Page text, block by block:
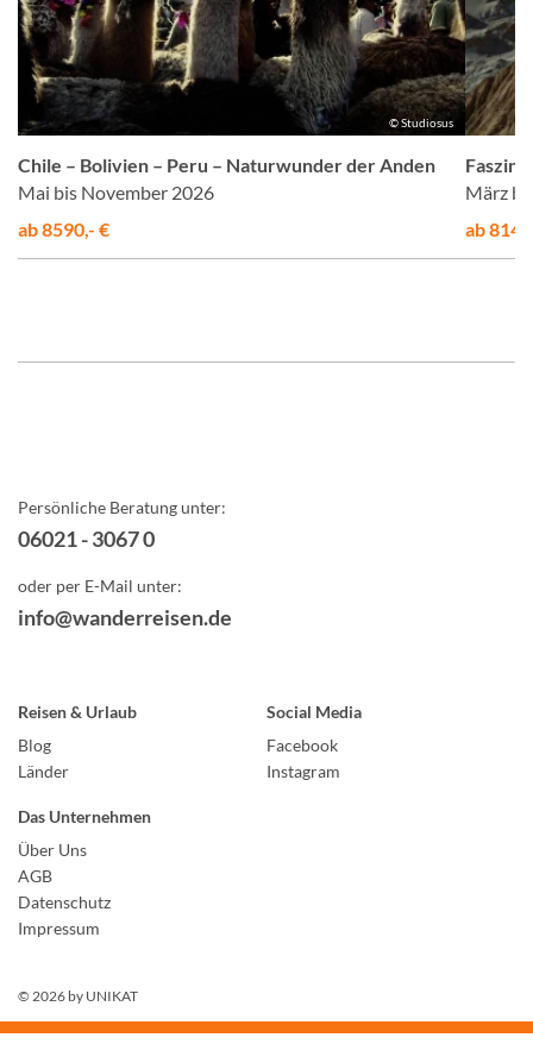
© Studiosus
Chile – Bolivien – Peru – Naturwunder der Anden
Mai bis November 2026
ab 8590,- €
März
ab
Persönliche Beratung unter:
06021 - 3067 0
oder per E-Mail unter:
info@wanderreisen.de
Reisen & Urlaub
Blog
Länder
Social Media
Facebook
Instagram
Das Unternehmen
Über Uns
AGB
Datenschutz
Impressum
© 2026 by UNIKAT